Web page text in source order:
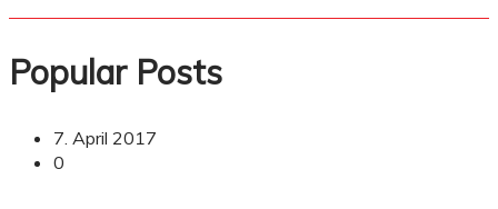
Popular Posts
7. April 2017
0